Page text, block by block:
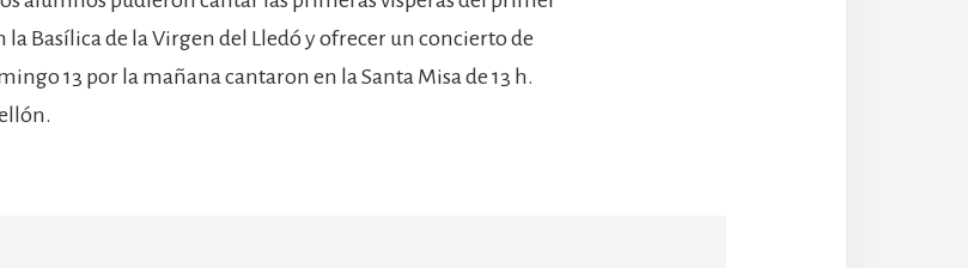
Basílica de la Virgen del Lledó y ofrecer un concierto de
13 por la mañana cantaron en la Santa Misa de 13 h.